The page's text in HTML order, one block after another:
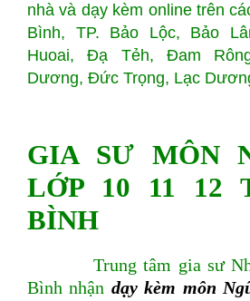
nhà và dạy kèm online trên
Bình, TP. Bảo Lộc, Bảo
Huoai, Đạ Tẻh, Đam
Dương, Đức Trọng, Lạc
GIA SƯ MÔN
LỚP 10 11 12
BÌNH
Trung tâm gia sư
Bình nhận dạy kèm môn